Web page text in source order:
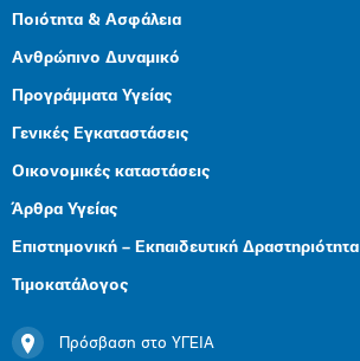
Ποιότητα & Ασφάλεια
Ανθρώπινο Δυναμικό
Προγράμματα Υγείας
Γενικές Εγκαταστάσεις
Οικονομικές καταστάσεις
Άρθρα Υγείας
Επιστημονική – Εκπαιδευτική Δραστηριότητα
Τιμοκατάλογος
Πρόσβαση στο ΥΓΕΙΑ